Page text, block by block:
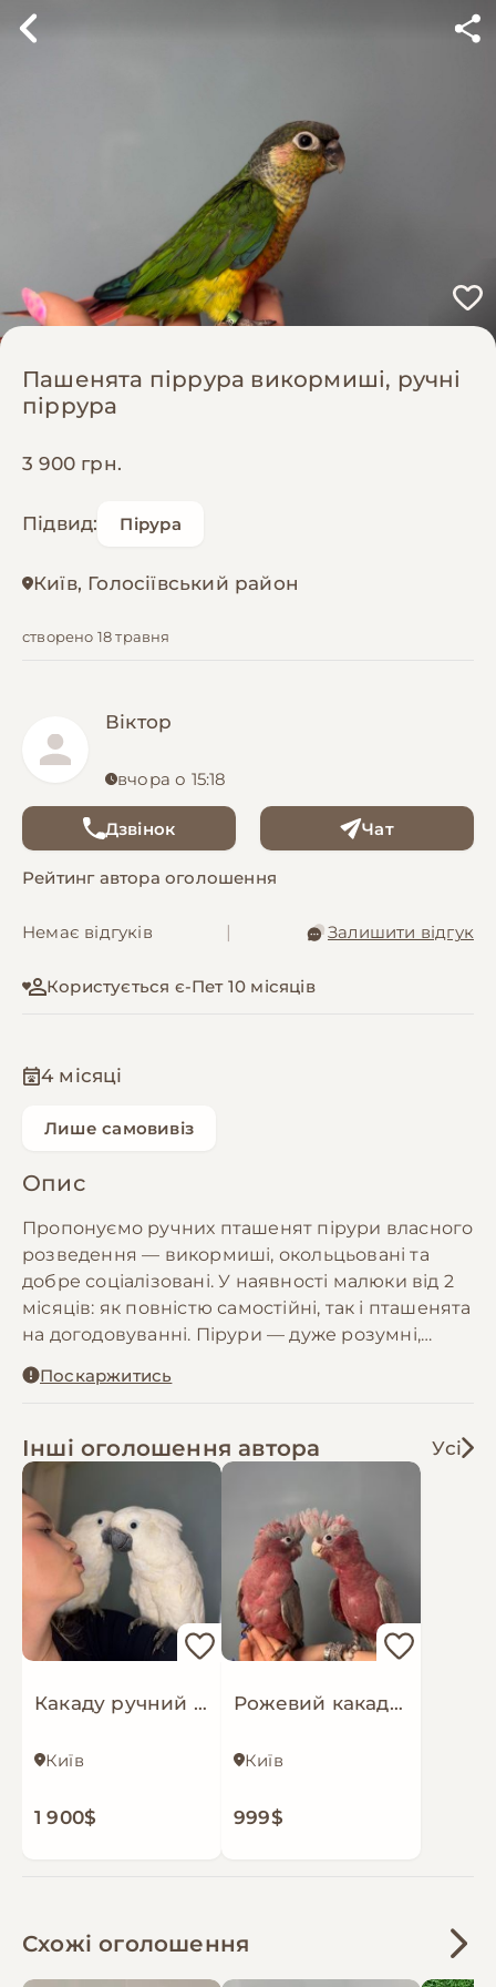
Пашенята піррура викормиші, ручні
піррура
3 900 грн.
Підвид: Пірура
Київ, Голосіївський район
створено 18 травня
Віктор
вчора о 15:18
Дзвінок Чат
Рейтинг автора оголошення
Немає відгуків Залишити відгук
Користується є-Пет 10 місяців
4 місяці
Лише самовивіз
Опис
Пропонуємо ручних пташенят пірури власного
розведення — викормиші, окольцьовані та
добре соціалізовані. У наявності малюки від 2
місяців: як повністю самостійні, так і пташенята
на догодовуванні. Пірури — дуже розумні,
прив’язуються до людини, люблять увагу та
мають високий інтелект, грайливий характер і
при цьому зазвичай більш спокійні у поведінці,
ніж багато інших видів папуг.Вартість залежить
від віку, статі, окрасу та кількості.
Також у наявності великий вибір товарів для
папуг: клітки та вольєри, іграшки, жердинки,
корми й ласощі, гранульоване харчування,
шлейки для прогулянок, памперси для птахів,
захисні сітки на клітки, а також вітаміни, кальцій
здоров’я папуг.
Європи, деталі уточнюйте
Поскаржитись
Інші оголошення автора Усі
Какаду ручний папуга, білий папуга какаду
Київ
1 900$
Рожевий какаду, ручний яскравий какаду
Київ
999$
Схожі оголошення